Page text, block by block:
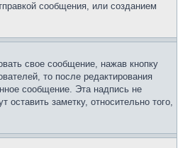
сообщения, или созданием
свое сообщение, нажав кнопку
то после редактирования
сообщение. Эта надпись не
заметку, относительно того,